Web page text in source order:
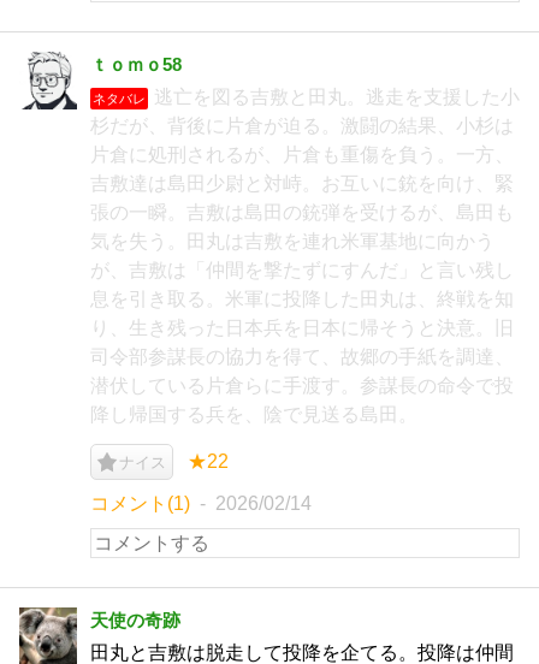
ｔｏｍｏ58
ネタバレ
逃亡を図る吉敷と田丸。逃走を支援した小
杉だが、背後に片倉が迫る。激闘の結果、小杉は
片倉に処刑されるが、片倉も重傷を負う。一方、
吉敷達は島田少尉と対峙。お互いに銃を向け、緊
張の一瞬。吉敷は島田の銃弾を受けるが、島田も
気を失う。田丸は吉敷を連れ米軍基地に向かう
が、吉敷は「仲間を撃たずにすんだ」と言い残し
息を引き取る。米軍に投降した田丸は、終戦を知
り、生き残った日本兵を日本に帰そうと決意。旧
司令部参謀長の協力を得て、故郷の手紙を調達、
潜伏している片倉らに手渡す。参謀長の命令で投
降し帰国する兵を、陰で見送る島田。
ナイス ★22
コメント(1) 2026/02/14
天使の奇跡
田丸と吉敷は脱走して投降を企てる。投降は仲間